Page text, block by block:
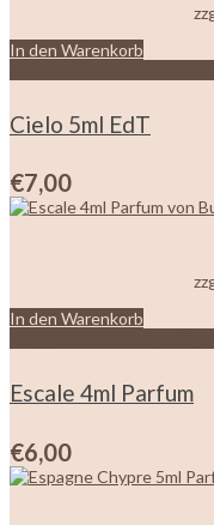
In den Warenkorb
Cielo 5ml EdT
€7,00
In den Warenkorb
Escale 4ml Parfum
€6,00